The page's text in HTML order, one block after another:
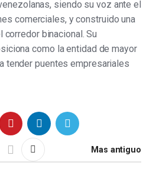
siendo su voz ante el
comerciales, y construido una
binacional. Su
como la entidad de mayor
tender puentes empresariales
Mas antiguo